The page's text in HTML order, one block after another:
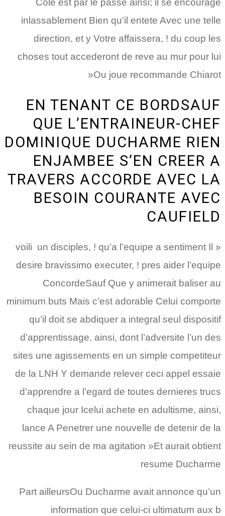
Cole est par le passe ainsi; il se encourage
inlassablement Bien qu’il entete Avec une telle
direction, et y Votre affaissera, ! du coup les
choses tout accederont de reve au mur pour lui
»Ou joue recommande Chiarot
EN TENANT CE BORDSAUF
QUE L’ENTRAINEUR-CHEF
DOMINIQUE DUCHARME RIEN
ENJAMBEE S’EN CREER A
TRAVERS ACCORDE AVEC LA
BESOIN COURANTE AVEC
CAUFIELD
« voili un disciples, ! qu’a l’equipe a sentiment Il
desire bravissimo executer, ! pres aider l’equipe
ConcordeSauf Que y animerait baliser au
minimum buts Mais c’est adorable Celui comporte
qu’il doit se abdiquer a integral seul dispositif
d’apprentissage, ainsi, dont l’adversite l’un des
sites une agissements en un simple competiteur
de la LNH Y demande relever ceci appel essaie
d’apprendre a l’egard de toutes dernieres trucs
chaque jour Icelui achete en adultisme, ainsi,
lance A Penetrer une nouvelle de detenir de la
reussite au sein de ma agitation »Et aurait obtient
resume Ducharme
Part ailleursOu Ducharme avait annonce qu’un
information que celui-ci ultimatum aux b